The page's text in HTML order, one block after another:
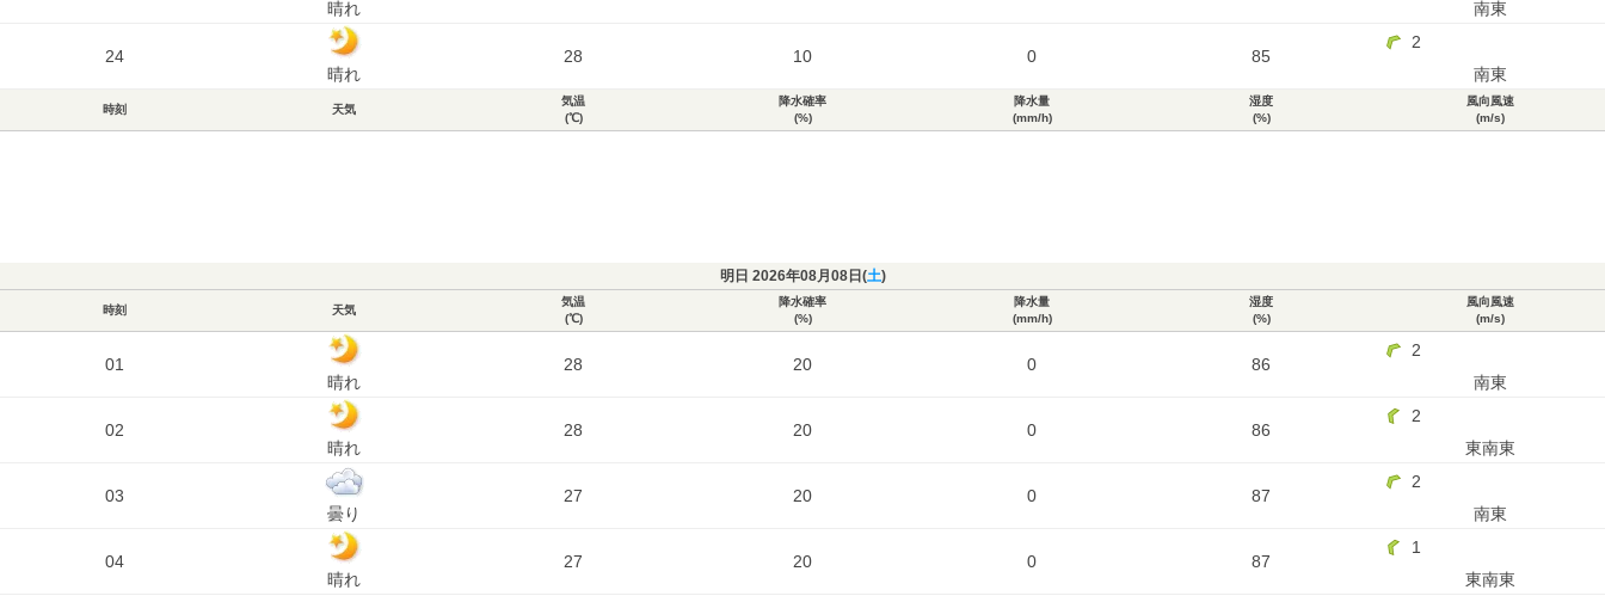
晴れ
南東
24
晴れ
28 10 0 85
2
南東
時刻 天気
気温
(℃)
降水確率
(%)
降水量
(mm/h)
湿度
(%)
風向風速
(m/s)
明日 2026年08月08日(土)
時刻 天気
気温
(℃)
降水確率
(%)
降水量
(mm/h)
湿度
(%)
風向風速
(m/s)
01
晴れ
28 20 0 86
2
南東
02
晴れ
28 20 0 86
2
東南東
03
曇り
27 20 0 87
2
南東
04
晴れ
27 20 0 87
1
東南東